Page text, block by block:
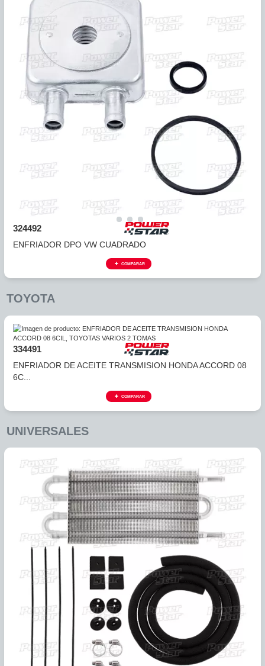
339496
ENFRIADOR JF011E (RE0F10A) (ALTIMA, SENTRA, X-
COMPARAR
324492
ENFRIADOR DPO VW CUADRADO
COMPARAR
TOYOTA